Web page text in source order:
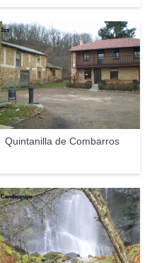
Quintanilla de Combarros
2zx
Cembraniyo